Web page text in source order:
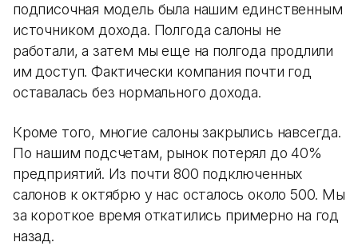
подписочная модель была нашим единственным
источником дохода. Полгода салоны не
работали, а затем мы еще на полгода продлили
им доступ. Фактически компания почти год
оставалась без нормального дохода.
Кроме того, многие салоны закрылись навсегда.
По нашим подсчетам, рынок потерял до 40%
предприятий. Из почти 800 подключенных
салонов к октябрю у нас осталось около 500. Мы
за короткое время откатились примерно на год
назад.